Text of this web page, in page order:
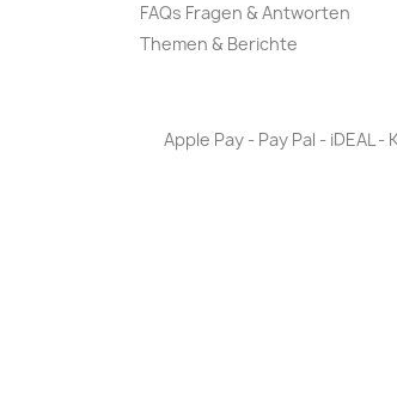
FAQs Fragen & Antworten
Themen & Berichte
Apple Pay - Pay Pal -